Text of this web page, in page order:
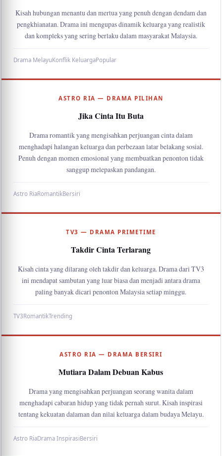
Kisah hubungan menantu dan mertua yang penuh dengan dendam dan
pengkhianatan. Drama ini mengupas dinamik keluarga yang realistik
dan kompleks yang sering berlaku dalam masyarakat Malaysia.
Drama MelayuKonflik KeluargaPopular
ASTRO RIA — DRAMA PILIHAN
Jika Cinta Itu Buta
Drama romantik yang mengisahkan perjuangan cinta dalam
menghadapi halangan keluarga dan perbezaan latar belakang sosial.
Penuh dengan momen emosional yang membuatkan penonton tidak
sanggup melepaskan pandangan.
Astro RiaRomantikBersiri
TV3 — DRAMA PRIMETIME
Takdir Cinta Terlarang
Kisah cinta yang dilarang oleh takdir dan keluarga. Drama dari TV3
ini mendapat sambutan yang luar biasa dan menjadi antara drama
paling banyak dicari penonton Malaysia setiap minggu.
TV3RomantikTrending
ASTRO RIA — DRAMA BERSIRI
Mutiara Dalam Debuan Kabus
Drama yang mengisahkan perjuangan seorang wanita dalam
menghadapi cabaran hidup yang tidak pernah surut. Kisah inspirasi
tentang kekuatan dalaman dan nilai keluarga dalam budaya Melayu.
Astro RiaDrama InspirasiBersiri